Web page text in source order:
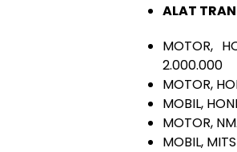
ALAT
MOTOR,
2.000.000
MOTOR,
MOBIL,
MOTOR,
MOBIL,